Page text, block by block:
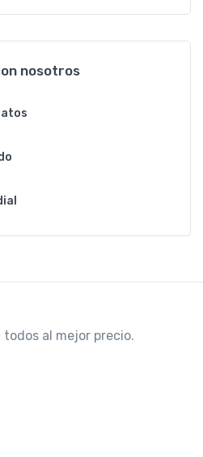
nosotros
al mejor precio.